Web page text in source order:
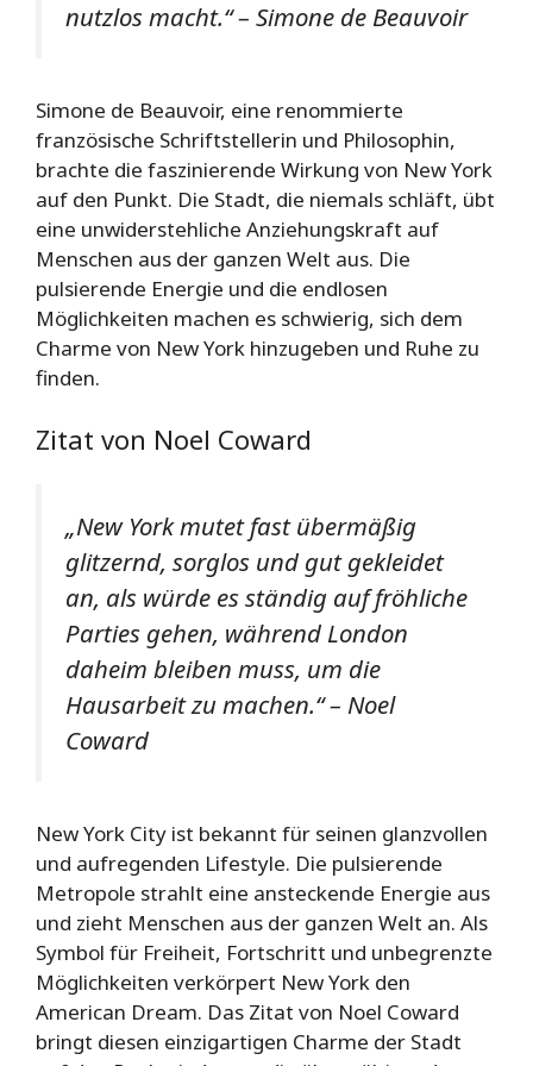
nutzlos macht.“ – Simone de Beauvoir
Simone de Beauvoir, eine renommierte
französische Schriftstellerin und Philosophin,
brachte die faszinierende Wirkung von New York
auf den Punkt. Die Stadt, die niemals schläft, übt
eine unwiderstehliche Anziehungskraft auf
Menschen aus der ganzen Welt aus. Die
pulsierende Energie und die endlosen
Möglichkeiten machen es schwierig, sich dem
Charme von New York hinzugeben und Ruhe zu
finden.
Zitat von Noel Coward
„New York mutet fast übermäßig
glitzernd, sorglos und gut gekleidet
an, als würde es ständig auf fröhliche
Parties gehen, während London
daheim bleiben muss, um die
Hausarbeit zu machen.“ – Noel
Coward
New York City ist bekannt für seinen glanzvollen
und aufregenden Lifestyle. Die pulsierende
Metropole strahlt eine ansteckende Energie aus
und zieht Menschen aus der ganzen Welt an. Als
Symbol für Freiheit, Fortschritt und unbegrenzte
Möglichkeiten verkörpert New York den
American Dream. Das Zitat von Noel Coward
bringt diesen einzigartigen Charme der Stadt